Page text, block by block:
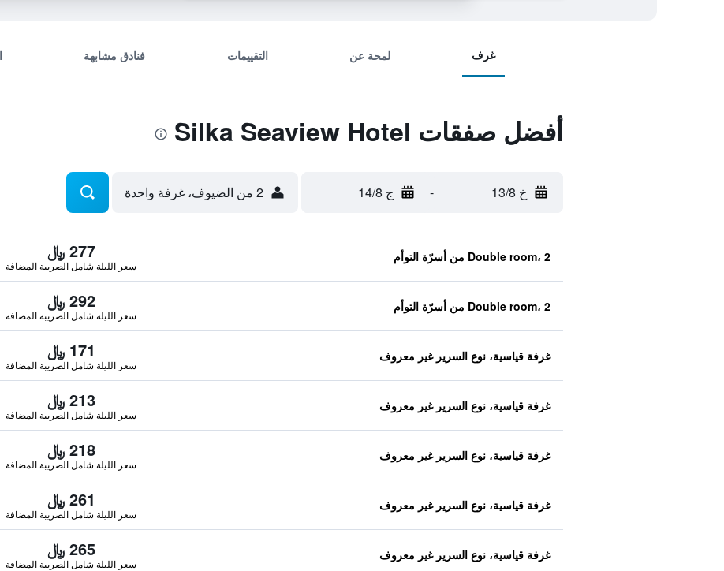
غرف لمحة عن التقييمات فنادق مشابهة
أفضل صفقات Silka Seaview Hotel
خ 13/8 - ج 14/8 2 من الضيوف، غرفة واحدة
Double room، 2 من أسرّة التوأم 277 ﷼
سعر الليلة شامل الصريبة المضافة
Double room، 2 من أسرّة التوأم 292 ﷼
سعر الليلة شامل الصريبة المضافة
غرفة قياسية، نوع السرير غير معروف 171 ﷼
سعر الليلة شامل الصريبة المضافة
غرفة قياسية، نوع السرير غير معروف 213 ﷼
سعر الليلة شامل الصريبة المضافة
غرفة قياسية، نوع السرير غير معروف 218 ﷼
سعر الليلة شامل الصريبة المضافة
غرفة قياسية، نوع السرير غير معروف 261 ﷼
سعر الليلة شامل الصريبة المضافة
غرفة قياسية، نوع السرير غير معروف 265 ﷼
سعر الليلة شامل الصريبة المضافة